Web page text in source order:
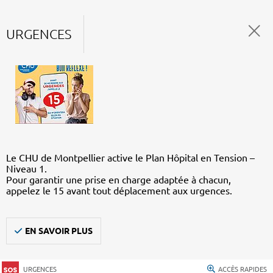
URGENCES
Le CHU de Montpellier active le Plan Hôpital en Tension –
Niveau 1.
Pour garantir une prise en charge adaptée à chacun,
appelez le 15 avant tout déplacement aux urgences.
EN SAVOIR PLUS
URGENCES ACCÈS RAPIDES